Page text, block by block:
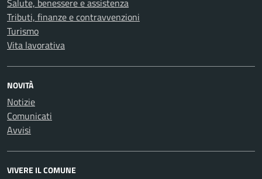
Salute, benessere e assistenza
Tributi, finanze e contravvenzioni
Turismo
Vita lavorativa
NOVITÀ
Notizie
Comunicati
Avvisi
VIVERE IL COMUNE